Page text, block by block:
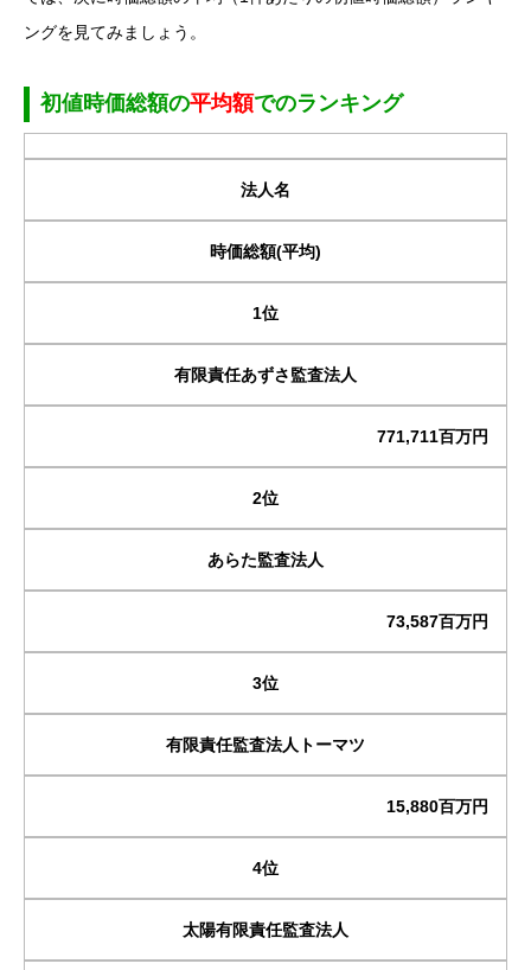
ングを見てみましょう。
初値時価総額の平均額でのランキング
法人名
時価総額(平均)
1位
有限責任あずさ監査法人
771,711百万円
2位
あらた監査法人
73,587百万円
3位
有限責任監査法人トーマツ
15,880百万円
4位
太陽有限責任監査法人